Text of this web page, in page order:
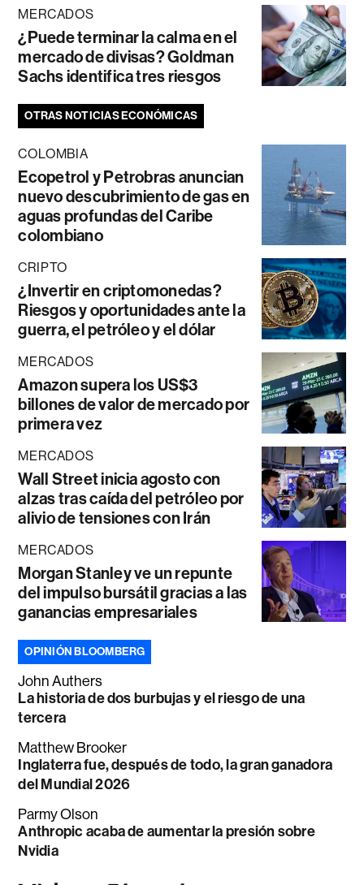
MERCADOS
¿Puede terminar la calma en el
mercado de divisas? Goldman
Sachs identifica tres riesgos
OTRAS NOTICIAS ECONÓMICAS
COLOMBIA
Ecopetrol y Petrobras anuncian
nuevo descubrimiento de gas en
aguas profundas del Caribe
colombiano
CRIPTO
¿Invertir en criptomonedas?
Riesgos y oportunidades ante la
guerra, el petróleo y el dólar
MERCADOS
Amazon supera los US$3
billones de valor de mercado por
primera vez
MERCADOS
Wall Street inicia agosto con
alzas tras caída del petróleo por
alivio de tensiones con Irán
MERCADOS
Morgan Stanley ve un repunte
del impulso bursátil gracias a las
ganancias empresariales
OPINIÓN BLOOMBERG
John Authers
La historia de dos burbujas y el riesgo de una
tercera
Matthew Brooker
Inglaterra fue, después de todo, la gran ganadora
del Mundial 2026
Parmy Olson
Anthropic acaba de aumentar la presión sobre
Nvidia